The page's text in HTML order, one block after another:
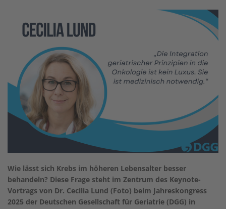
Wie lässt sich Krebs im höheren Lebensalter besser
behandeln? Diese Frage steht im Zentrum des Keynote-
Vortrags von Dr. Cecilia Lund (Foto) beim Jahreskongress
2025 der Deutschen Gesellschaft für Geriatrie (DGG) in